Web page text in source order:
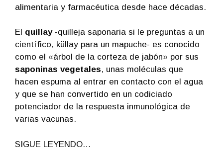
alimentaria y farmacéutica desde hace décadas.
El quillay-quilleja saponaria si le preguntas a un
científico, küllay para un mapuche- es conocido
como el «árbol de la corteza de jabón» por sus
saponinas vegetales, unas moléculas que
hacen espuma al entrar en contacto con el agua
y que se han convertido en un codiciado
potenciador de la respuesta inmunológica de
varias vacunas.
SIGUE LEYENDO…